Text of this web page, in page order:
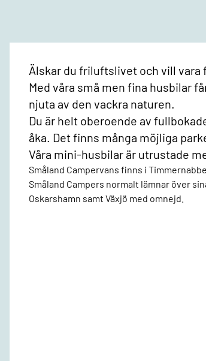
Älskar du friluftslivet och vill vara
Med våra små men fina husbilar
njuta av den vackra naturen.
Du är helt oberoende av
åka. Det finns många möjliga
Våra mini-husbilar är utrustade
Småland Campervans finns i
Småland Campers normalt lämnar över
Oskarshamn samt Växjö med omnejd.